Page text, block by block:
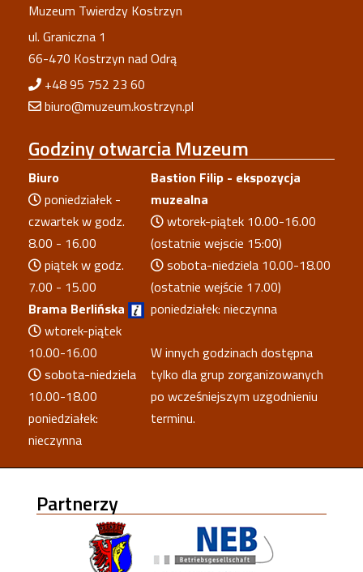
Muzeum Twierdzy Kostrzyn
ul. Graniczna 1
66-470 Kostrzyn nad Odrą
+48 95 752 23 60
biuro@muzeum.kostrzyn.pl
Godzinyotwarcia Muzeum
Biuro
poniedziałek -
czwartek w godz.
8.00 - 16.00
piątek w godz.
7.00 - 15.00
Brama Berlińska
wtorek-piątek
10.00-16.00
sobota-niedziela
10.00-18.00
poniedziałek:
nieczynna
Bastion Filip - ekspozycja
muzealna
wtorek-piątek 10.00-16.00
(ostatnie wejscie 15:00)
sobota-niedziela 10.00-18.00
(ostatnie wejście 17.00)
poniedziałek: nieczynna
W innych godzinach dostępna
tylko dla grup zorganizowanych
po wcześniejszym uzgodnieniu
terminu.
Partnerzy